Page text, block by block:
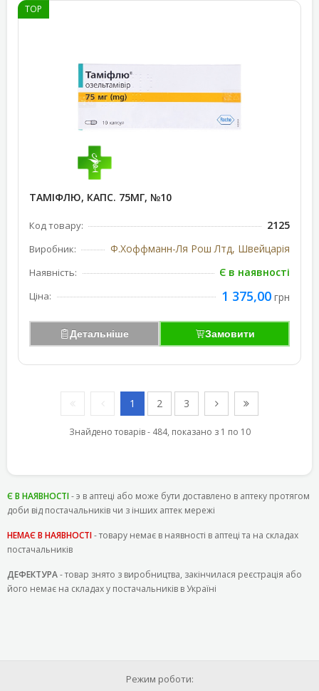
TOP
ТАМІФЛЮ, КАПС. 75МГ, №10
Код товару: 2125
Виробник: Ф.Хоффманн-Ля Рош Лтд, Швейцарія
Наявність: Є в наявності
Ціна: 1 375,00 грн
Детальніше Замовити
1 2 3
Знайдено товарів - 484, показано з 1 по 10
Є В НАЯВНОСТІ- э в аптеці або може бути доставлено в аптеку протягом
доби від постачальників чи з інших аптек мережі
НЕМАЄ В НАЯВНОСТІ- товару немає в наявності в аптеці та на складах
постачальників
ДЕФЕКТУРА- товар знято з виробництва, закінчилася реєстрація або
його немає на складах у постачальників в Україні
Режим роботи: